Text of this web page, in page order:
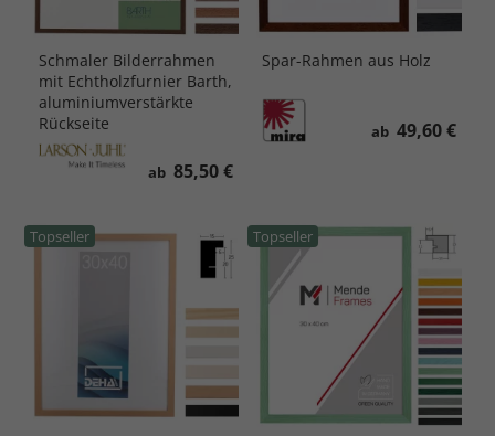
Schmaler Bilderrahmen
mit Echtholzfurnier Barth,
aluminiumverstärkte
Rückseite
ab 85,50 €
Spar-Rahmen aus Holz
ab 49,60 €
Topseller Topseller